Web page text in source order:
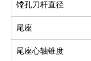
镗孔刀杆直径
尾座
尾座心轴锥度